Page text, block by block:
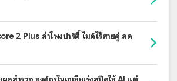
2 Plus ลำโพงปาร์ตี้ ไมค์ไร้สายคู่ ลด